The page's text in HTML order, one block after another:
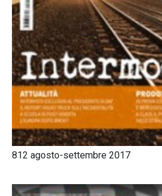
812 agosto-settembre 2017